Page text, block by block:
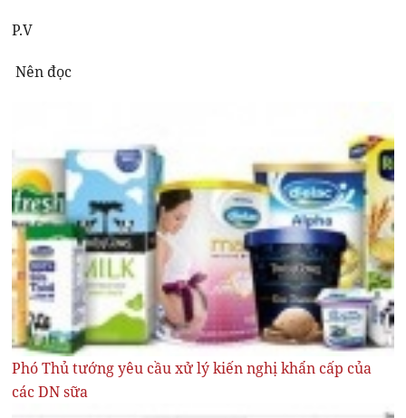
P.V
Nên đọc
Phó Thủ tướng yêu cầu xử lý kiến nghị khẩn cấp của
các DN sữa